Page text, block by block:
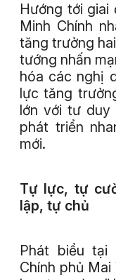
Hướng tới giai
Minh Chính
tăng trưởng
tướng nhấn
hóa các nghị
lực tăng
lớn với tư
phát triển
mới.
Tự lực, tự
lập, tự chủ
Phát biểu tại
Chính phủ